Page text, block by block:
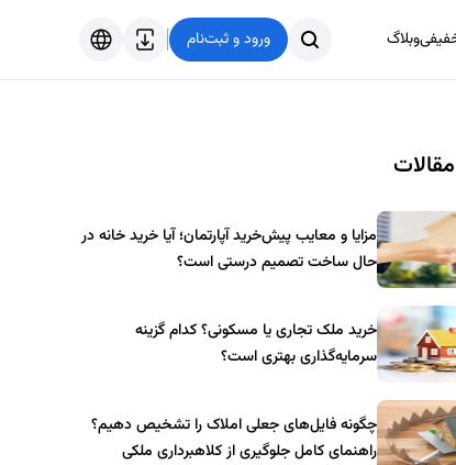
وبلاگ ورود و ثبت‌نام
فارسی
مزایا و معایب پیش‌خرید آپارتمان؛ آیا خرید خانه در
حال ساخت تصمیم درستی است؟
خرید ملک تجاری یا مسکونی؟ کدام گزینه
سرمایه‌گذاری بهتری است؟
چگونه فایل‌های جعلی املاک را تشخیص دهیم؟
راهنمای کامل جلوگیری از کلاهبرداری ملکی